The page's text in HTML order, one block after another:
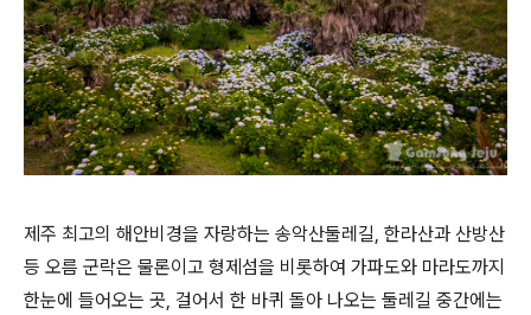
제주 최고의 해안비경을 자랑하는 송악산둘레길, 한라산과 산방산
등 오름 군락은 물론이고 형제섬을 비롯하여 가파도와 마라도까지
한눈에 들어오는 곳, 걸어서 한 바퀴 돌아 나오는 둘레길 중간에는